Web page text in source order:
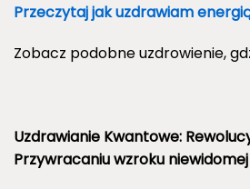
Przeczytaj jak uzdrawiam
Zobacz podobne uzdrowienie,
Uzdrawianie Kwantowe:
Przywracaniu wzroku niewidomej